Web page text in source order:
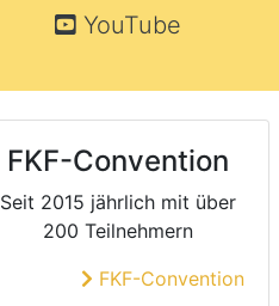
YouTube
FKF-Convention
Seit 2015 jährlich mit über
200 Teilnehmern
FKF-Convention